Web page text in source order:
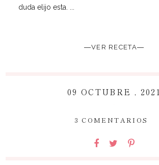
duda elijo esta. ...
―VER RECETA―
09 OCTUBRE , 2021
3 COMENTARIOS